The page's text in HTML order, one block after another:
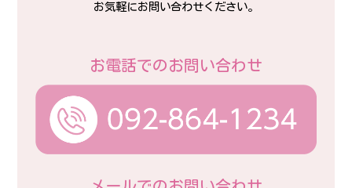
お気軽にお問い合わせください。
お電話でのお問い合わせ